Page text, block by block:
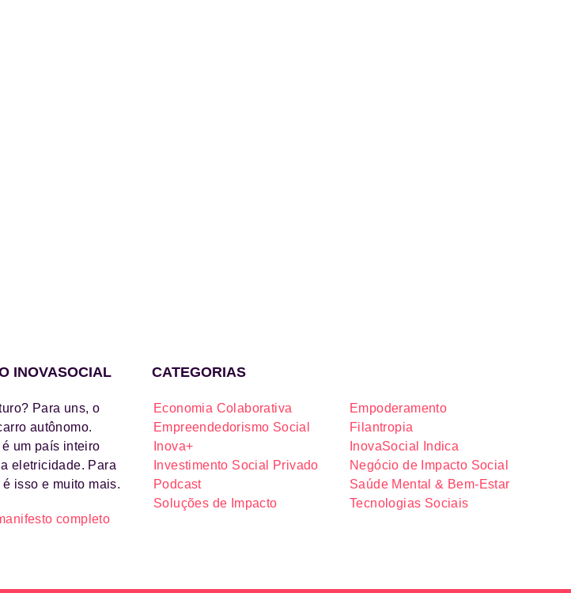
INOVASOCIAL
Para uns, o
autônomo.
um país inteiro
eletricidade. Para
é isso e muito mais.
completo
CATEGORIAS
Economia Colaborativa
Empoderamento
Empreendedorismo Social
Filantropia
Inova+
InovaSocial Indica
Investimento Social Privado
Negócio de Impacto Social
Podcast
Saúde Mental & Bem-Estar
Soluções de Impacto
Tecnologias Sociais